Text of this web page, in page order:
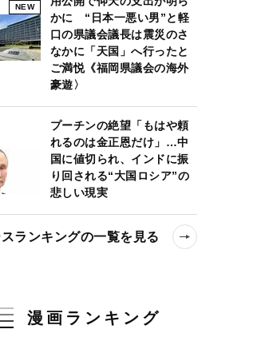
NEW
かに “日本一悪い男”と軽
口の県議会議長は震災のさ
なかに「天国」へ行ったと
ご満悦《福岡県議会の海外
豪遊〉
プーチンの絶望「もはや頼
れるのは金正恩だけ」…中
国に値切られ、インドに振
り回される“大国ロシア”の
悲しい現実
ランキングの一覧を見る
漫画ランキング